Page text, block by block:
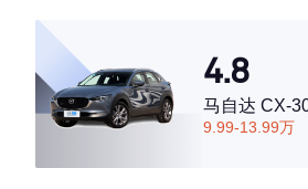
4.8
马自达 CX-
9.99-13.99万